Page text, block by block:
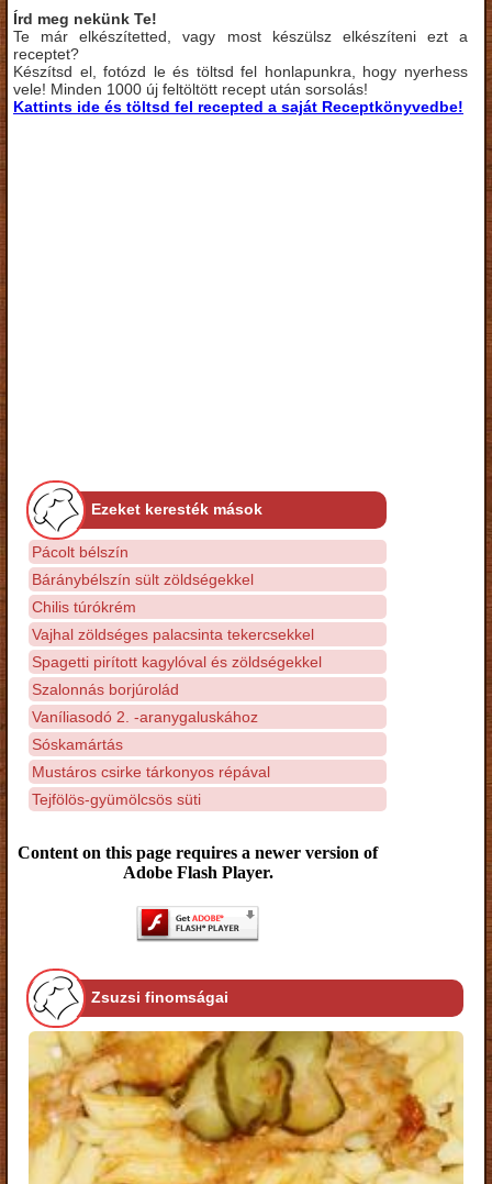
Írd meg nekünk Te!
Te már elkészítetted, vagy most készülsz elkészíteni ezt a
receptet?
Készítsd el, fotózd le és töltsd fel honlapunkra, hogy nyerhess
vele! Minden 1000 új feltöltött recept után sorsolás!
Kattints ide és töltsd fel recepted a saját Receptkönyvedbe!
Ezeket keresték mások
Pácolt bélszín
Báránybélszín sült zöldségekkel
Chilis túrókrém
Vajhal zöldséges palacsinta tekercsekkel
Spagetti pirított kagylóval és zöldségekkel
Szalonnás borjúrolád
Vaníliasodó 2. -aranygaluskához
Sóskamártás
Mustáros csirke tárkonyos répával
Tejfölös-gyümölcsös süti
Content on this page requires a newer version of
Adobe Flash Player.
Zsuzsi finomságai